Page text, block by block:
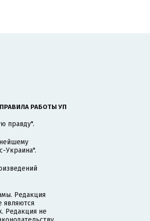
РАБОТЫ УП
правду".
Украина".
Редакция
Редакция не